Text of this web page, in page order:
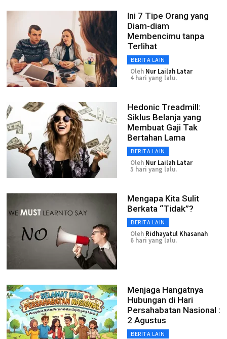
Ini 7 Tipe Orang yang
Diam-diam
Membencimu tanpa
Terlihat
BERITA LAIN
Oleh Nur Lailah Latar
4 hari yang lalu.
Hedonic Treadmill:
Siklus Belanja yang
Membuat Gaji Tak
Bertahan Lama
BERITA LAIN
Oleh Nur Lailah Latar
5 hari yang lalu.
Mengapa Kita Sulit
Berkata “Tidak”?
BERITA LAIN
Oleh Ridhayatul Khasanah
6 hari yang lalu.
Menjaga Hangatnya
Hubungan di Hari
Persahabatan Nasional :
2 Agustus
BERITA LAIN